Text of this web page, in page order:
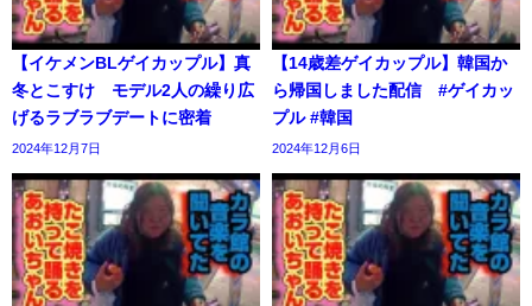
【イケメンBLゲイカップル】真
冬とこすけ モデル2人の繰り広
げるラブラブデートに密着
2024年12月7日
【14歳差ゲイカップル】韓国か
ら帰国しました配信 #ゲイカッ
プル #韓国
2024年12月6日